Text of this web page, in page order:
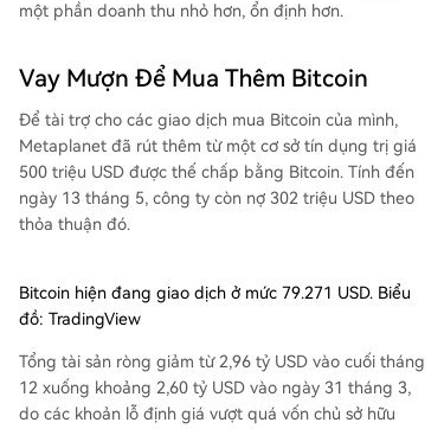
một phần doanh thu nhỏ hơn, ổn định hơn.
Vay Mượn Để Mua Thêm Bitcoin
Để tài trợ cho các giao dịch mua Bitcoin của mình,
Metaplanet đã rút thêm từ một cơ sở tín dụng trị giá
500 triệu USD được thế chấp bằng Bitcoin. Tính đến
ngày 13 tháng 5, công ty còn nợ 302 triệu USD theo
thỏa thuận đó.
Bitcoin hiện đang giao dịch ở mức 79.271 USD. Biểu
đồ: TradingView
Tổng tài sản ròng giảm từ 2,96 tỷ USD vào cuối tháng
12 xuống khoảng 2,60 tỷ USD vào ngày 31 tháng 3,
do các khoản lỗ định giá vượt quá vốn chủ sở hữu